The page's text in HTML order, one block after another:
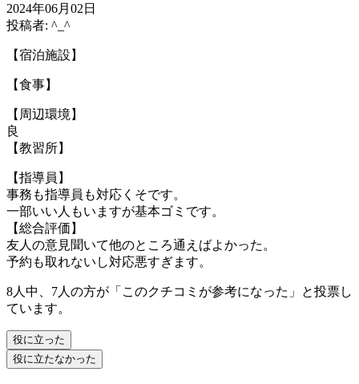
2024年06月02日
投稿者: ^_^
【宿泊施設】
【食事】
【周辺環境】
良
【教習所】
【指導員】
事務も指導員も対応くそです。
一部いい人もいますが基本ゴミです。
【総合評価】
友人の意見聞いて他のところ通えばよかった。
予約も取れないし対応悪すぎます。
8人中、7人の方が「このクチコミが参考になった」と投票し
ています。
役に立った
役に立たなかった